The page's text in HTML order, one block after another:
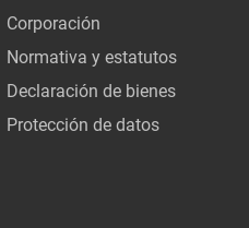
Corporación
Normativa y estatutos
Declaración de bienes
Protección de datos